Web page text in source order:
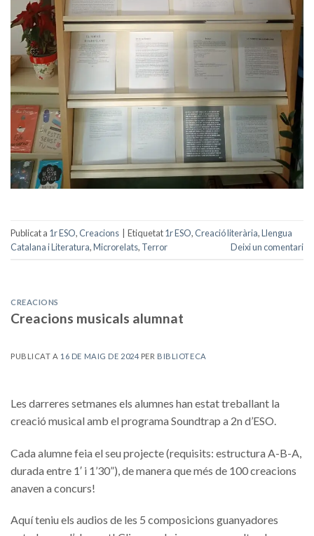
Publicat a 1r ESO,Creacions | Etiquetat1r ESO,Creació literària,Llengua
Catalana i Literatura,Microrelats, Terror Deixi un comentari
CREACIONS
Creacions musicals alumnat
PUBLICAT A 16 DE MAIG DE 2024 PER BIBLIOTECA
Les darreres setmanes els alumnes han estat treballant la
creació musical amb el programa Soundtrap a 2n d’ESO.
Cada alumne feia el seu projecte (requisits: estructura A-B-A,
durada entre 1′ i 1’30”), de manera que més de 100 creacions
anaven a concurs!
Aquí teniu els audios de les 5 composicions guanyadores